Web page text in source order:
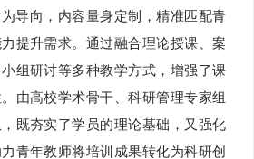
导向，内容量身定制，精准匹配青
提升需求。通过融合理论授课、案
组研讨等多种教学方式，增强了课
由高校学术骨干、科研管理专家组
既夯实了学员的理论基础，又强化
青年教师将培训成果转化为科研创